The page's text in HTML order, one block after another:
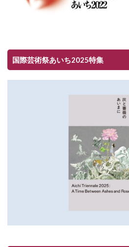
国際芸術祭あいち2025特集